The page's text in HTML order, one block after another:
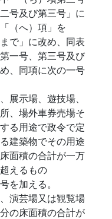
号及び第三号」に
（へ）項」を
で」に改め、同表
一号、第三号及び
、同項に次の一号
展示場、遊技場、
、場外車券売場そ
る用途で政令で定
建築物でその用途
面積の合計が一万
えるもの
を加える。
演芸場又は観覧場
の床面積の合計が